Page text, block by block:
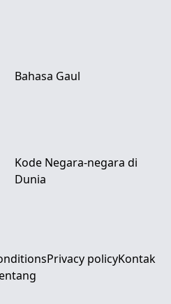
Bahasa Gaul
Kode Negara-negara di
Dunia
Privacy policyKontak